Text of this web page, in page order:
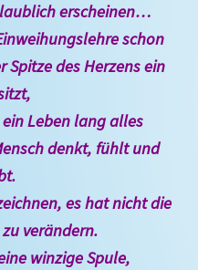
erscheinen…
schon
des Herzens ein
Leben lang alles
denkt, fühlt und
es hat nicht die
verändern.
winzige Spule,